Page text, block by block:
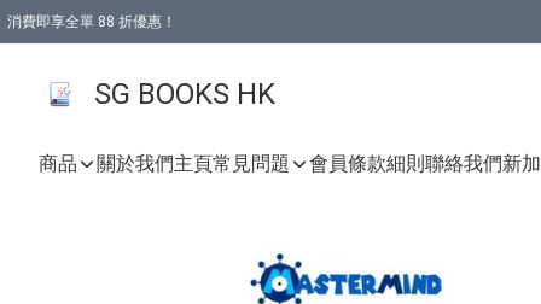
消費即享全單 88 折優惠！
SG BOOKS HK
商品 關於我們主頁常見問題 會員條款細則聯絡我們新